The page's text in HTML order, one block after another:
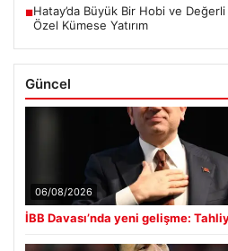
■Hatay’da Büyük Bir Hobi ve
Özel Kümese Yatırım
Güncel
06/08/2026
İBB Davası’nda yeni gelişme: